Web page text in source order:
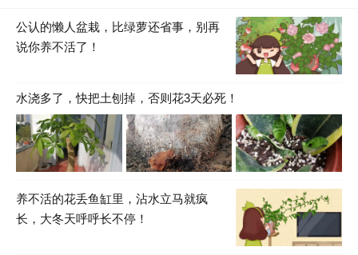
公认的懒人盆栽，比绿萝还省事，别再
说你养不活了！
水浇多了，快把土刨掉，否则花3天必死！
养不活的花丢鱼缸里，沾水立马就疯
长，大冬天呼呼长不停！